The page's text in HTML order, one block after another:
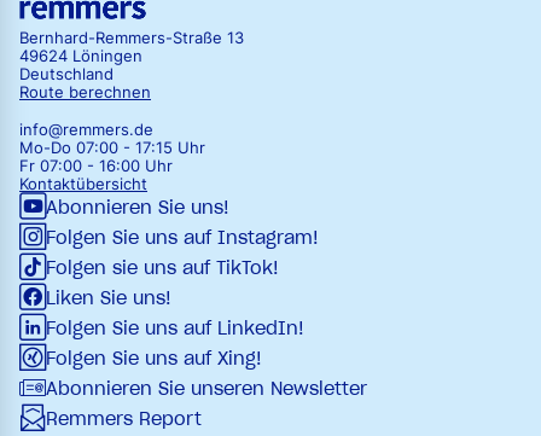
Bernhard-Remmers-Straße 13
49624 Löningen
Deutschland
Route berechnen
info@remmers.de
Mo-Do 07:00 - 17:15 Uhr
Fr 07:00 - 16:00 Uhr
Kontaktübersicht
Abonnieren Sie uns!
Folgen Sie uns auf Instagram!
Folgen sie uns auf TikTok!
Liken Sie uns!
Folgen Sie uns auf LinkedIn!
Folgen Sie uns auf Xing!
Abonnieren Sie unseren Newsletter
Remmers Report